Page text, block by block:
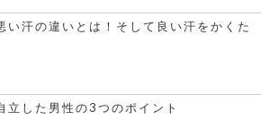
い汗の違いとは！そして良い汗をかくた
立した男性の3つのポイント